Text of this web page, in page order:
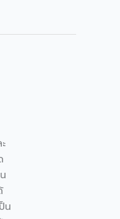
น